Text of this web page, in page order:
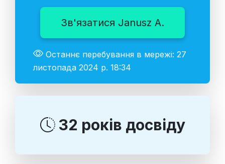
Зв'язатися Janusz A.
Останнє перебування в мережі: 27
листопада 2024 р. 18:34
32 років досвіду